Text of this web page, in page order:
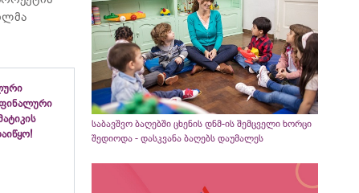
ფინალური
საბავშვო ბაღებში ცხენის დნმ-ის შემცველი ხორცი
შედიოდა - დასკვანა ბაღებს დაუმალეს